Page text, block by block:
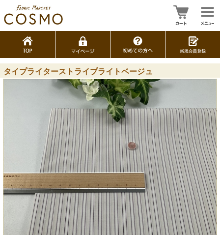
タイプライターストライプライトベージュ